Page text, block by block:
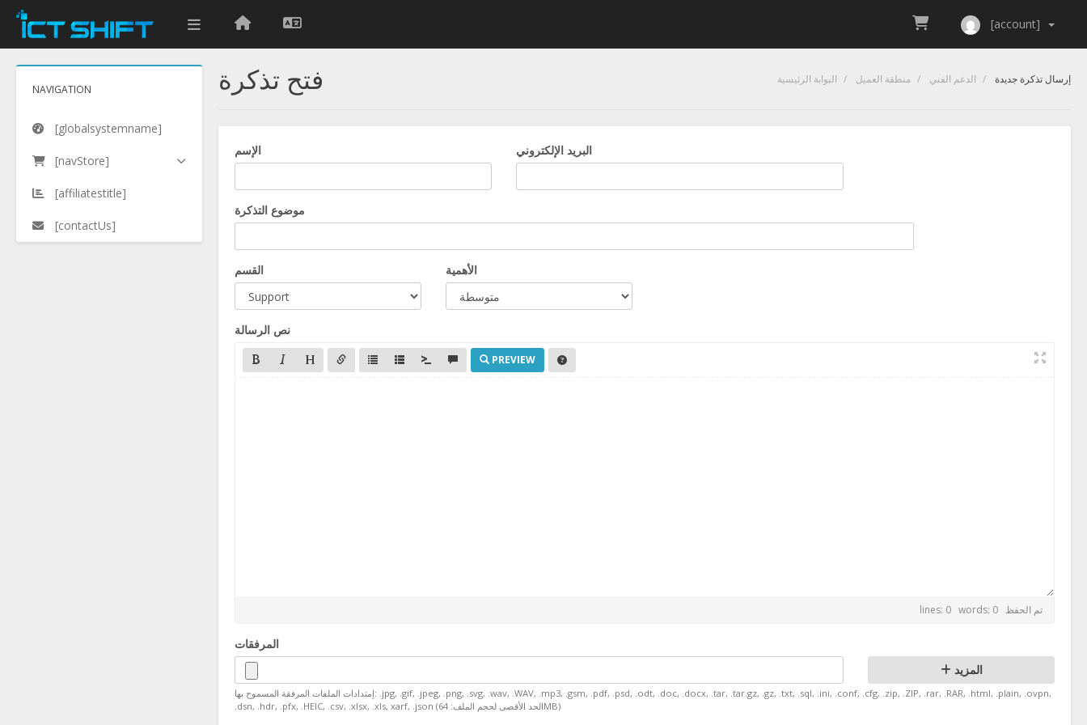
[account]
NAVIGATION
[globalsystemname]
[navStore]
[affiliatestitle]
[contactUs]
فتح تذكرة البوابة الرئيسية منطقة العميل الدعم الفني إرسال تذكرة جديدة
الإسم البريد الإلكتروني
موضوع التذكرة
القسم الأهمية
نص الرسالة
PREVIEW
lines: 0 words: 0 تم الحفظ
المرفقات
المزيد
إمتدادات الملفات المرفقة المسموح بها: .jpg, .gif, .jpeg, .png, .svg, .wav, .WAV, .mp3, .gsm, .pdf, .psd, .odt, .doc, .docx, .tar, .tar.gz, .gz, .txt, .sql, .ini, .conf, .cfg, .zip, .ZIP, .rar, .RAR, .html, .plain, .ovpn,
.dsn, .hdr, .pfx, .HEIC, .csv, .xlsx, .xls, xarf, .json (الحد الأقصى لحجم الملف: 64MB)